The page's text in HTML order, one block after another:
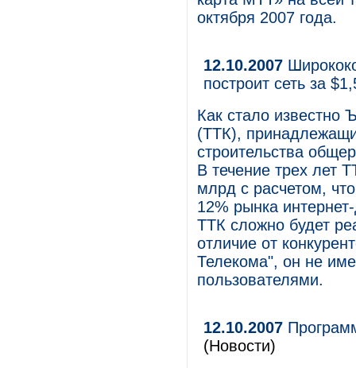
октября 2007 года.
12.10.2007
построит сеть за
Как стало известно
(ТТК),
строительства
В течение трех лет
млрд с расчетом,
12% рынка
ТТК сложно будет
отличие от
Телекома", он не
пользователями.
12.10.2007
(Новости)